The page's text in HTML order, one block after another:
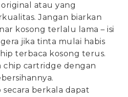
atau yang
Jangan biarkan
kosong terlalu lama – isi
jika tinta mulai habis
terbaca kosong terus.
cartridge dengan
berkala dapat